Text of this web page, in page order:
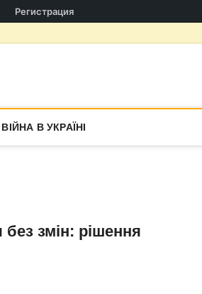
Регистрация
ВІЙНА В УКРАЇНІ
змін: рішення